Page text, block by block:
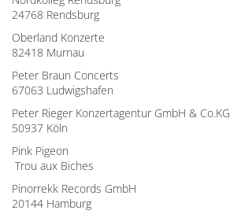
24768 Rendsburg
Oberland Konzerte
82418 Murnau
Peter Braun Concerts
67063 Ludwigshafen
Peter Rieger Konzertagentur GmbH & Co.KG
50937 Köln
Pink Pigeon
Trou aux Biches
Pinorrekk Records GmbH
20144 Hamburg